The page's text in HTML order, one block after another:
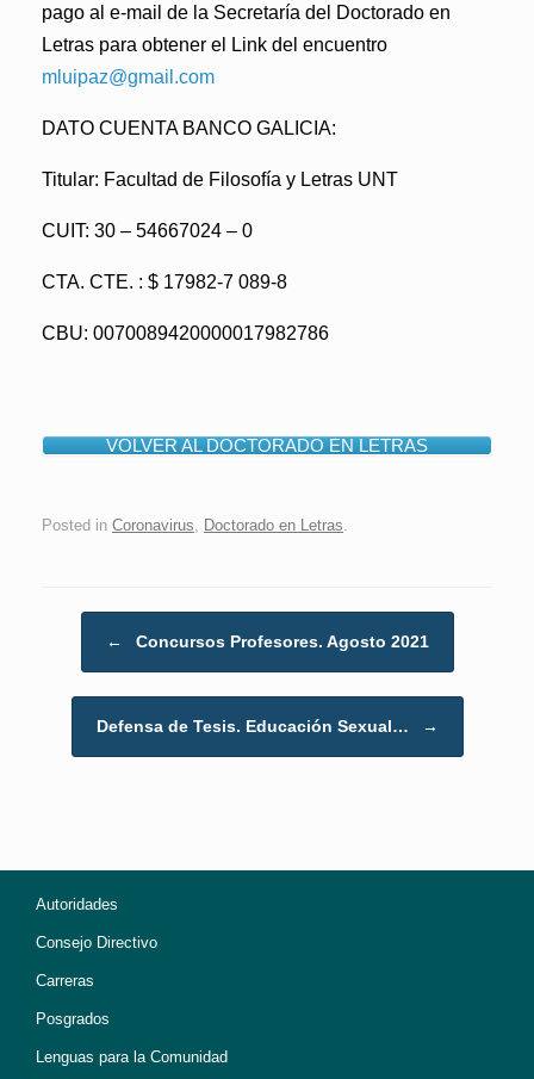
pago al e-mail de la Secretaría del Doctorado en
Letras para obtener el Link del encuentro
mluipaz@gmail.com
DATO CUENTA BANCO GALICIA:
Titular: Facultad de Filosofía y Letras UNT
CUIT: 30 – 54667024 – 0
CTA. CTE. : $ 17982-7 089-8
CBU: 0070089420000017982786
VOLVER AL DOCTORADO EN LETRAS
Posted in Coronavirus, Doctorado en Letras.
← Concursos Profesores. Agosto 2021
Defensa de Tesis. Educación Sexual… →
Autoridades
Consejo Directivo
Carreras
Posgrados
Lenguas para la Comunidad